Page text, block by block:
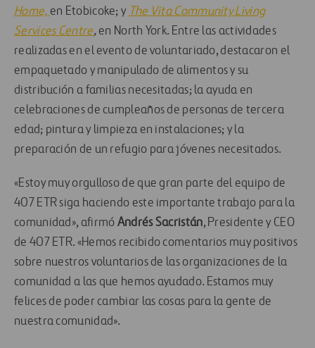
Home, en Etobicoke; y The Vita Community Living
Services Centre,en North York. Entre las actividades
realizadas en el evento de voluntariado, destacaron el
empaquetado y manipulado de alimentos y su
distribución a familias necesitadas; la ayuda en
celebraciones de cumpleaños de personas de tercera
edad; pintura y limpieza en instalaciones; y la
preparación de un refugio para jóvenes necesitados.
«Estoy muy orgulloso de que gran parte del equipo de
407 ETR siga haciendo este importante trabajo para la
comunidad», afirmó Andrés Sacristán, Presidente y CEO
de 407 ETR. «Hemos recibido comentarios muy positivos
sobre nuestros voluntarios de las organizaciones de la
comunidad a las que hemos ayudado. Estamos muy
felices de poder cambiar las cosas para la gente de
nuestra comunidad».